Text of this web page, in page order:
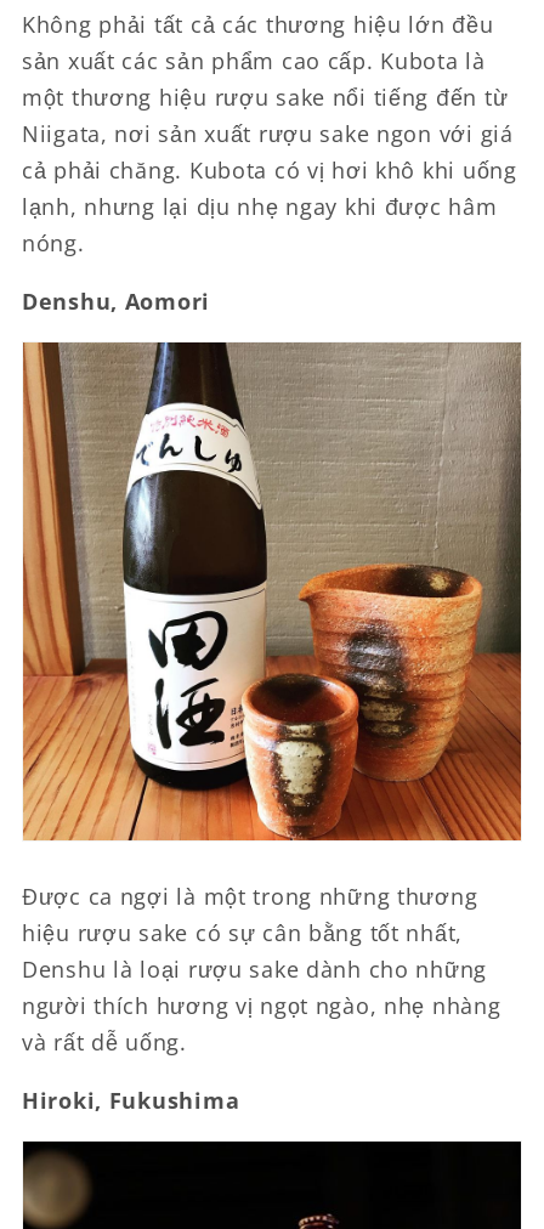
Không phải tất cả các thương hiệu lớn đều
sản xuất các sản phẩm cao cấp. Kubota là
một thương hiệu rượu sake nổi tiếng đến từ
Niigata, nơi sản xuất rượu sake ngon với giá
cả phải chăng. Kubota có vị hơi khô khi uống
lạnh, nhưng lại dịu nhẹ ngay khi được hâm
nóng.
Denshu, Aomori
Được ca ngợi là một trong những thương
hiệu rượu sake có sự cân bằng tốt nhất,
Denshu là loại rượu sake dành cho những
người thích hương vị ngọt ngào, nhẹ nhàng
và rất dễ uống.
Hiroki, Fukushima